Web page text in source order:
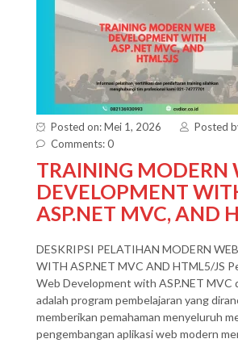
Posted on: Mei 1, 2026 Posted
Comments: 0
TRAINING MODERN
DEVELOPMENT
ASP.NET MVC, AND
DESKRIPSI PELATIHAN MODERN
WITH ASP.NET MVC AND HTML5/JS
Web Development with ASP.NET MVC
adalah program pembelajaran yang
memberikan pemahaman menyeluruh
pengembangan aplikasi web modern